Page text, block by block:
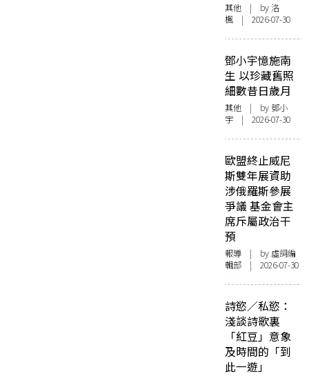
其他 | by洛
楓 | 2026-07-30
鄧小宇憶施南
生 以珍藏舊照
細數昔日歲月
其他 | by 鄧小
宇 | 2026-07-30
歐盟終止威尼
斯雙年展資助
涉俄羅斯參展
爭議 基金會主
席斥屬政治干
預
報導 | by 虛詞編
輯部 | 2026-07-30
詩慾／私慾：
淺談詩歌裏
「紅豆」意象
及時間的「到
此一遊」